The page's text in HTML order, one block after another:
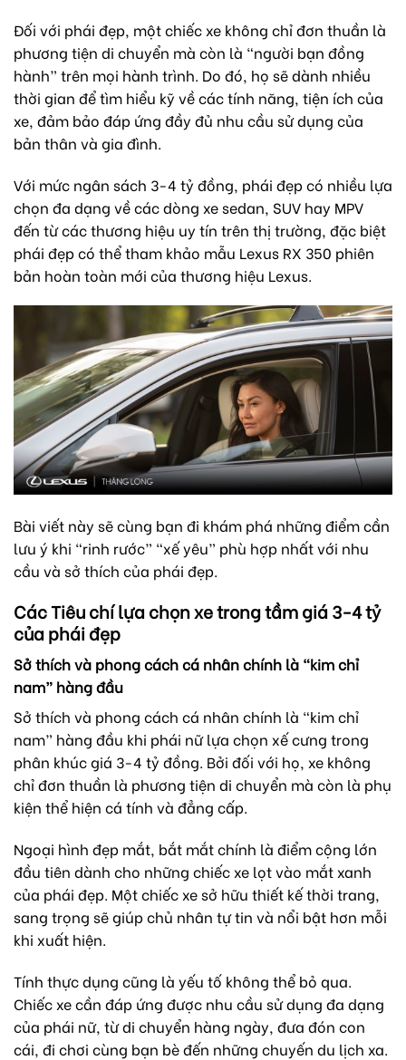
Đối với phái đẹp, một chiếc xe không chỉ đơn thuần là
phương tiện di chuyển mà còn là “người bạn đồng
hành” trên mọi hành trình. Do đó, họ sẽ dành nhiều
thời gian để tìm hiểu kỹ về các tính năng, tiện ích của
xe, đảm bảo đáp ứng đầy đủ nhu cầu sử dụng của
bản thân và gia đình.
Với mức ngân sách 3-4 tỷ đồng, phái đẹp có nhiều lựa
chọn đa dạng về các dòng xe sedan, SUV hay MPV
đến từ các thương hiệu uy tín trên thị trường, đặc biệt
phái đẹp có thể tham khảo mẫu Lexus RX 350 phiên
bản hoàn toàn mới của thương hiệu Lexus.
Bài viết này sẽ cùng bạn đi khám phá những điểm cần
lưu ý khi “rinh rước” “xế yêu” phù hợp nhất với nhu
cầu và sở thích của phái đẹp.
Các Tiêu chí lựa chọn xe trong tầm giá 3-4 tỷ
của phái đẹp
Sở thích và phong cách cá nhân chính là “kim chỉ
nam” hàng đầu
Sở thích và phong cách cá nhân chính là “kim chỉ
nam” hàng đầu khi phái nữ lựa chọn xế cưng trong
phân khúc giá 3-4 tỷ đồng. Bởi đối với họ, xe không
chỉ đơn thuần là phương tiện di chuyển mà còn là phụ
kiện thể hiện cá tính và đẳng cấp.
Ngoại hình đẹp mắt, bắt mắt chính là điểm cộng lớn
đầu tiên dành cho những chiếc xe lọt vào mắt xanh
của phái đẹp. Một chiếc xe sở hữu thiết kế thời trang,
sang trọng sẽ giúp chủ nhân tự tin và nổi bật hơn mỗi
khi xuất hiện.
Tính thực dụng cũng là yếu tố không thể bỏ qua.
Chiếc xe cần đáp ứng được nhu cầu sử dụng đa dạng
của phái nữ, từ di chuyển hàng ngày, đưa đón con
cái, đi chơi cùng bạn bè đến những chuyến du lịch xa.